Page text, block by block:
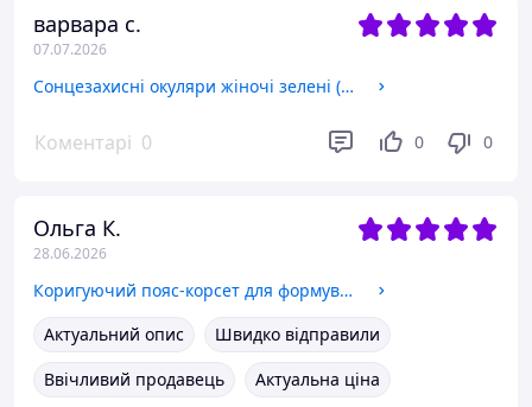
варвара с.
07.07.2026
Сонцезахисні окуляри жіночі зелені (7052)
Коментарі 0 0 0
Ольга К.
28.06.2026
Коригуючий пояс-корсет для формування талії Honey Fashion Accessories тілесний (14-21) M
Актуальний опис
Швидко відправили
Ввічливий продавець
Актуальна ціна